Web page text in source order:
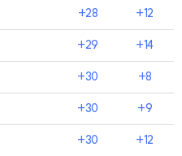
+28 +12
+29 +14
+30 +8
+30 +9
+30 +12